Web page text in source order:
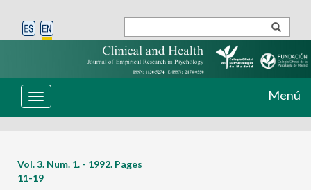
Toggle
navigation
Menú
Vol. 3. Num. 1. - 1992. Pages
11-19